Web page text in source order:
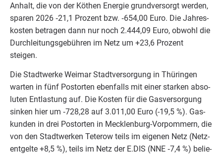
Anhalt, die von der Köthen Ener­gie grund­ver­sorgt wer­den,
spa­ren 2026 ‑21 ,1 Pro­zent bzw. ‑654,00 Euro. Die Jah­res­
kos­ten betra­gen dann nur noch 2.444,09 Euro, obwohl die
Durch­lei­tungs­ge­büh­ren im Netz um +23,6 Pro­zent
steigen.
Die Stadt­wer­ke Wei­mar Stadt­ver­sor­gung in Thü­rin­gen
war­ten in fünf Postor­ten eben­falls mit einer star­ken abso­
lu­ten Ent­las­tung auf. Die Kos­ten für die Gas­ver­sor­gung
sin­ken hier um ‑728,28 auf 3.011 ,00 Euro (-19,5 %). Gas­
kun­den in drei Postor­ten in Meck­len­burg-Vor­pom­mern, die
von den Stadt­wer­ken Tete­row teils im eige­nen Netz (Netz­
ent­gel­te +8,5 %), teils im Netz der E.DIS (NNE ‑7,4 %) belie­